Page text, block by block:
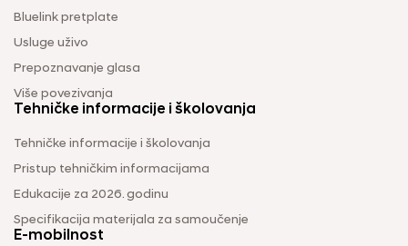
Bluelink pretplate
Usluge uživo
Prepoznavanje glasa
Više povezivanja
Tehničke informacije i školovanja
Tehničke informacije i školovanja
Pristup tehničkim informacijama
Edukacije za 2026. godinu
Specifikacija materijala za samoučenje
E-mobilnost